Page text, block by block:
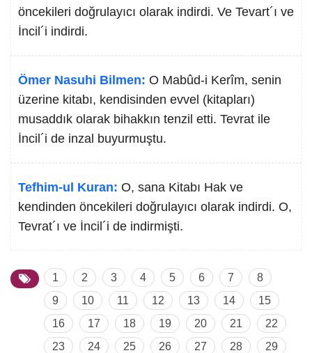
öncekileri doğrulayıcı olarak indirdi. Ve Tevart´ı ve
İncil´i indirdi.
Ömer Nasuhi Bilmen: O Mabûd-i Kerîm, senin
üzerine kitabı, kendisinden evvel (kitapları)
musaddık olarak bihakkın tenzil etti. Tevrat ile
İncil´i de inzal buyurmuştu.
Tefhim-ul Kuran: O, sana Kitabı Hak ve
kendinden öncekileri doğrulayıcı olarak indirdi. O,
Tevrat´ı ve İncil´i de indirmişti.
1 2 3 4 5 6 7
8
9
10 11 12 13 14
15
16
17 18 19 20 21
22
23
24 25 26 27 28
29